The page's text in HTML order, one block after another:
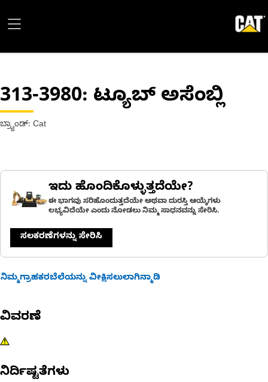
313-3980: ಟ್ಯೂಬ್ ಅಸೆಂಬ್ಲಿ
ಬ್ರ್ಯಾಂಡ್: Cat
ಇದು ಹೊಂದಿಕೊಳ್ಳುತ್ತದೆಯೇ?
ಈ ಭಾಗವು ಸರಿಹೊಂದುತ್ತದೆಯೇ ಅಥವಾ ದುರಸ್ತಿ ಆಯ್ಕೆಗಳು
ಲಭ್ಯವಿದೆಯೇ ಎಂದು ನೋಡಲು ನಿಮ್ಮ ಸಾಧನವನ್ನು ಸೇರಿಸಿ.
ಸಲಕರಣೆಗಳನ್ನು ಸೇರಿಸಿ
ನಿಮ್ಮಗ್ರಾಹಕರಬೆಲೆಯನ್ನು ವೀಕ್ಷಿಸಲುಲಾಗಿನ್ಮಾಡಿ
ವಿವರಣೆ
ನಿರ್ದಿಷ್ಟತೆಗಳು